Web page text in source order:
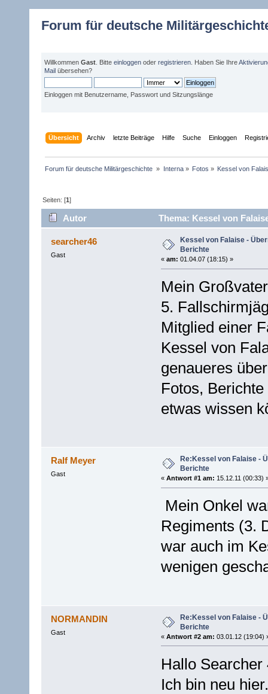
Forum für deutsche
Willkommen Gast . Bitte einloggen oder registrieren . Haben Sie Ihre
Mail übersehen?
Einloggen mit Benutzername, Passwort und Sitzungslänge
Übersicht Archiv letzte Beiträge Hilfe Suche Einloggen
Forum für deutsche Militärgeschichte » Interna» Fotos » Kessel von
Seiten: [1]
Autor Thema: Kessel von
searcher46
Gast
Kessel von Falaise -
Berichte
« am: 01.04.07 (18:15) »
Mein
5.
Mitglied einer
Kessel von
genaueres
Fotos,
etwas wissen
Ralf Meyer
Gast
Re:Kessel von Falaise -
Berichte
« Antwort #1 am: 15.12.11 (00:33)
Mein Onkel
Regiments (3.
war auch im
wenigen
NORMANDIN
Gast
Re:Kessel von Falaise -
Berichte
« Antwort #2 am: 03.01.12 (19:04)
Hallo Searcher
Ich bin neu hier.